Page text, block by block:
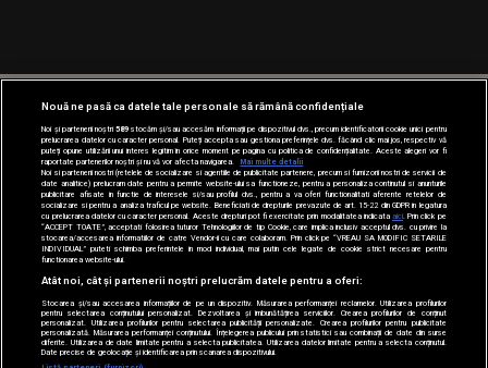
Nouă ne pasă ca datele tale personale să rămână confidențiale
Noi și partenerii noștri589stocăm și/sau accesăm informații pe dispozitivul dvs., precum identificatorii cookie unici pentru
prelucrarea datelor cu caracter personal. Puteți accepta sau gestiona preferințele dvs. făcând clic mai jos, respectiv vă
puteți opune utilizării unui interes legitim în orice moment pe pagina cu politica de confidențialitate. Aceste alegeri vor fi
raportate partenerilor noștri și nu vă vor afecta navigarea.
Mai multe detalii
Noi si partenerii nostri (retelele de socializare si agentiile de publicitate partenere, precum si furnizorii nostri de servicii de
date analitice) prelucram date pentru a permite website-ului sa functioneze, pentru a personaliza continutul si anunturile
publicitare afisate in functie de interesele si/sau profilul dvs., pentru a va oferi functionalitati aferente retelelor de
socializare si pentru a analiza traficul pe website. Beneficiati de drepturile prevazute de art. 15-22 din GDPR in legatura
cu prelucrarea datelor cu caracter personal. Aceste drepturi pot fi exercitate prin modalitatea indicataaici . Prin click pe
“ACCEPT TOATE”, acceptati folosirea tuturor Tehnologiilor de tip Cookie, care implica inclusiv acceptul dvs. cu privire la
stocarea/accesarea informatiilor de catre Vendor-ii cu care colaboram. Prin click pe “VREAU SA MODIFIC SETARILE
INDIVIDUAL” puteti schimba preferintele in mod individual, mai putin cele legate de cookie strict necesare pentru
functionarea website-ului.
Atât noi, cât și partenerii noștri prelucrăm datele pentru a oferi:
Stocarea și/sau accesarea informațiilor de pe un dispozitiv. Măsurarea performanței reclamelor. Utilizarea profilurilor
pentru selectarea conținutului personalizat. Dezvoltarea și îmbunătățirea serviciilor. Crearea profilurilor de conținut
personalizat. Utilizarea profilurilor pentru selectarea publicității personalizate. Crearea profilurilor pentru publicitate
personalizată. Măsurarea performanței conținutului. Înțelegerea publicului prin statistici sau combinații de date din surse
diferite. Utilizarea de date limitate pentru a selecta publicitatea. Utilizarea datelor limitate pentru a selecta conținutul.
Date precise de geolocație și identificarea prin scanarea dispozitivului.